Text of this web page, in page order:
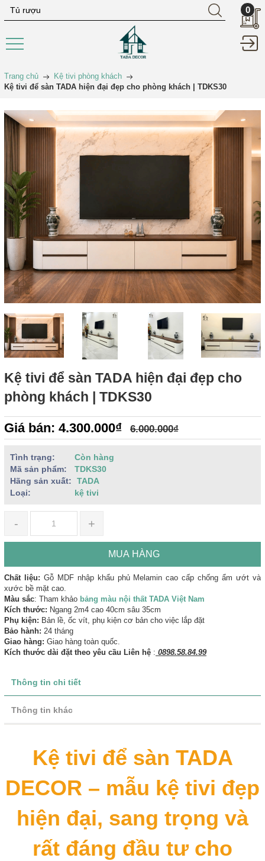
0
Trang chủ
Kệ tivi phòng khách
Kệ tivi để sàn TADA hiện đại đẹp cho phòng khách | TDKS30
Kệ tivi để sàn TADA hiện đại đẹp cho
phòng khách | TDKS30
Giá bán: 4.300.000₫ 6.000.000₫
Tình trạng:
Còn hàng
Mã sản phẩm:
TDKS30
Hãng sản xuất:
TADA
Loại:
kệ tivi
- +
MUA HÀNG
Chất liệu: Gỗ MDF nhập khẩu phủ Melamin cao cấp chống ẩm ướt và
xước bề mặt cao.
Màu sắc: Tham khảo bảng màu nội thất TADA Việt Nam
Kích thước: Ngang 2m4 cao 40cm sâu 35cm
Phụ kiện: Bản lề, ốc vít, phụ kiện cơ bản cho việc lắp đặt
Bảo hành: 24 tháng
Giao hàng: Giao hàng toàn quốc.
Kích thước dài đặt theo yêu cầu Liên hệ : 0898.58.84.99
Thông tin chi tiết
Thông tin khác
Kệ tivi để sàn TADA
DECOR – mẫu kệ tivi đẹp
hiện đại, sang trọng và
rất đáng đầu tư cho